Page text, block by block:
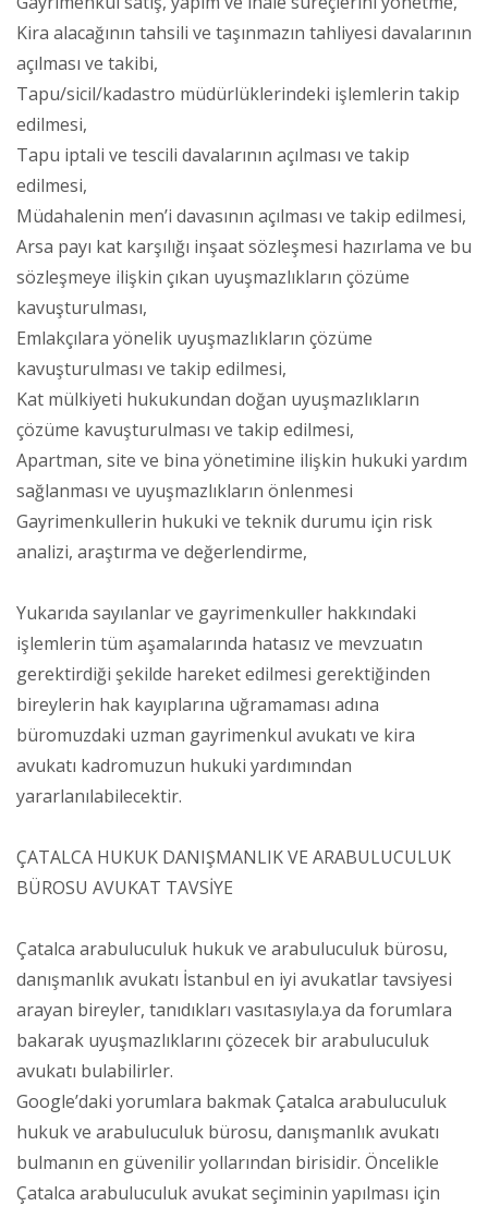
Kira alacağının tahsili ve taşınmazın tahliyesi davalarının
açılması ve takibi,
Tapu/sicil/kadastro müdürlüklerindeki işlemlerin takip
edilmesi,
Tapu iptali ve tescili davalarının açılması ve takip
edilmesi,
Müdahalenin men’i davasının açılması ve takip edilmesi,
Arsa payı kat karşılığı inşaat sözleşmesi hazırlama ve bu
sözleşmeye ilişkin çıkan uyuşmazlıkların çözüme
kavuşturulması,
Emlakçılara yönelik uyuşmazlıkların çözüme
kavuşturulması ve takip edilmesi,
Kat mülkiyeti hukukundan doğan uyuşmazlıkların
çözüme kavuşturulması ve takip edilmesi,
Apartman, site ve bina yönetimine ilişkin hukuki yardım
sağlanması ve uyuşmazlıkların önlenmesi
Gayrimenkullerin hukuki ve teknik durumu için risk
analizi, araştırma ve değerlendirme,
Yukarıda sayılanlar ve gayrimenkuller hakkındaki
işlemlerin tüm aşamalarında hatasız ve mevzuatın
gerektirdiği şekilde hareket edilmesi gerektiğinden
bireylerin hak kayıplarına uğramaması adına
büromuzdaki uzman gayrimenkul avukatı ve kira
avukatı kadromuzun hukuki yardımından
yararlanılabilecektir.
ÇATALCA HUKUK DANIŞMANLIK VE ARABULUCULUK
BÜROSU AVUKAT TAVSİYE
Çatalca arabuluculuk hukuk ve arabuluculuk bürosu,
danışmanlık avukatı İstanbul en iyi avukatlar tavsiyesi
arayan bireyler, tanıdıkları vasıtasıyla.ya da forumlara
bakarak uyuşmazlıklarını çözecek bir arabuluculuk
avukatı bulabilirler.
Google’daki yorumlara bakmak Çatalca arabuluculuk
hukuk ve arabuluculuk bürosu, danışmanlık avukatı
bulmanın en güvenilir yollarından birisidir. Öncelikle
Çatalca arabuluculuk avukat seçiminin yapılması için